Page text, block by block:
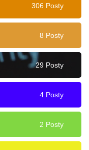
306 Posty
8 Posty
29 Posty
4 Posty
2 Posty